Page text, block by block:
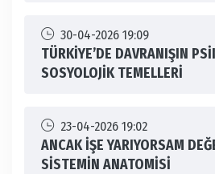
30-04-2026 19:09
TÜRKİYE’DE DAVRANIŞIN
SOSYOLOJİK TEMELLERİ
23-04-2026 19:02
ANCAK İŞE YARIYORSAM
SİSTEMİN ANATOMİSİ